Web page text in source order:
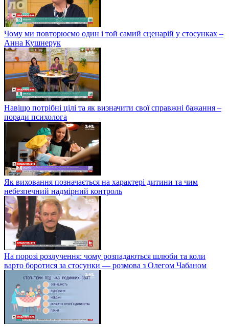
Чому ми повторюємо один і той самий сценарій у стосунках –
Анна Кушнерук
Навіщо потрібні цілі та як визначити свої справжні бажання –
поради психолога
Як виховання позначається на характері дитини та чим
небезпечний надмірний контроль
На порозі розлучення: чому розпадаються шлюби та коли
варто боротися за стосунки — розмова з Олегом Чабаном